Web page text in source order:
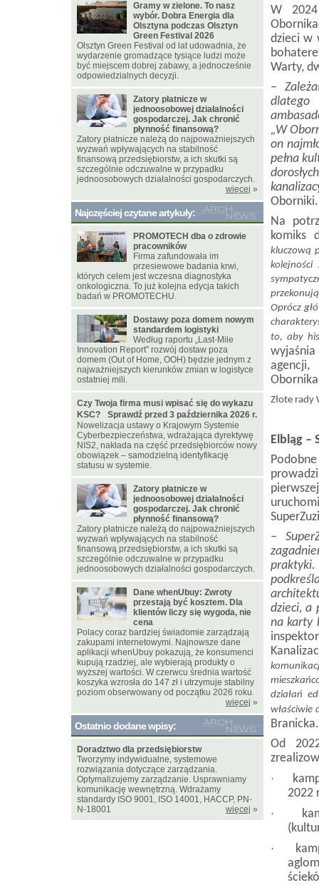
W
dzieci w
Warty,
–
dlatego
„W
on
pełna
Oborniki.
Na
komiks
kluczową
kolejności
Oprócz
to, aby
Złote rady
Elbląg –
–
dzieci, a
na karty
działań
właściwie
Branicka.
Od
·
2022
·
·
Gramy w zielone. To nasz
wybór. Dobra Energia dla
Olsztyna podczas Olsztyn
Green Festival 2026
Olsztyn Green Festival od lat udowadnia, że
wydarzenie gromadzące tysiące ludzi może
być miejscem dobrej zabawy, a jednocześnie
odpowiedzialnych decyzji.
Zatory płatnicze w
jednoosobowej działalności
gospodarczej. Jak chronić
płynność finansową?
Zatory płatnicze należą do najpoważniejszych
wyzwań wpływających na stabilność
finansową przedsiębiorstw, a ich skutki są
szczególnie odczuwalne w przypadku
jednoosobowych działalności gospodarczych.
więcej »
Najczęściej czytane artykuły:
PROMOTECH dba o zdrowie
pracowników
Firma zafundowała im
przesiewowe badania krwi,
których celem jest wczesna diagnostyka
onkologiczna. To już kolejna edycja takich
badań w PROMOTECHU.
Dostawy poza domem nowym
standardem logistyki
Według raportu „Last-Mile
Innovation Report” rozwój dostaw poza
domem (Out of Home, OOH) będzie jednym z
najważniejszych kierunków zmian w logistyce
ostatniej mili.
Czy Twoja firma musi wpisać się do wykazu
KSC? Sprawdź przed 3 października 2026 r.
Nowelizacja ustawy o Krajowym Systemie
Cyberbezpieczeństwa, wdrażająca dyrektywę
NIS2, nakłada na część przedsiębiorców nowy
obowiązek – samodzielną identyfikację
statusu w systemie.
Zatory płatnicze w
jednoosobowej działalności
gospodarczej. Jak chronić
płynność finansową?
Zatory płatnicze należą do najpoważniejszych
wyzwań wpływających na stabilność
finansową przedsiębiorstw, a ich skutki są
szczególnie odczuwalne w przypadku
jednoosobowych działalności gospodarczych.
Dane whenUbuy: Zwroty
przestają być kosztem. Dla
klientów liczy się wygoda, nie
cena
Polacy coraz bardziej świadomie zarządzają
zakupami internetowymi. Najnowsze dane
aplikacji whenUbuy pokazują, że konsumenci
kupują rzadziej, ale wybierają produkty o
wyższej wartości. W czerwcu średnia wartość
koszyka wzrosła do 147 zł i utrzymuje stabilny
poziom obserwowany od początku 2026 roku.
więcej »
Ostatnio dodane wpisy:
Doradztwo dla przedsiębiorstw
Tworzymy indywidualne, systemowe
rozwiązania dotyczące zarządzania.
Optymalizujemy zarządzanie. Usprawniamy
komunikację wewnętrzną. Wdrażamy
standardy ISO 9001, ISO 14001, HACCP, PN-
N-18001
więcej »